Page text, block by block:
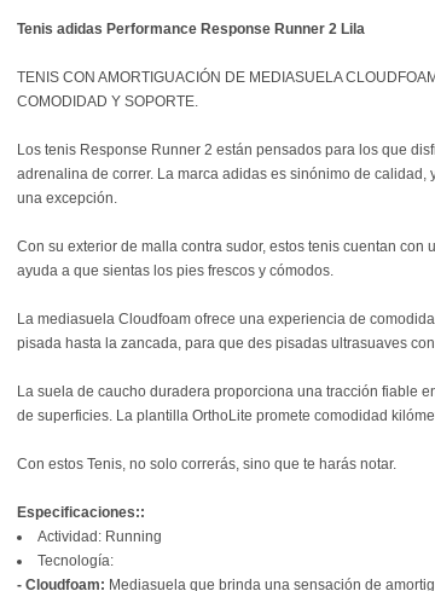
Tenis adidas Performance Response Runner 2 Lila
TENIS CON AMORTIGUACIÓN DE MEDIASUELA
COMODIDAD Y SOPORTE.
Los tenis Response Runner 2 están pensados para los que
adrenalina de correr. La marca adidas es sinónimo de calidad,
una excepción.
Con su exterior de malla contra sudor, estos tenis cuentan con
ayuda a que sientas los pies frescos y cómodos.
La mediasuela Cloudfoam ofrece una experiencia de
pisada hasta la zancada, para que des pisadas ultrasuaves
La suela de caucho duradera proporciona una tracción fiable
de superficies. La plantilla OrthoLite promete comodidad
Con estos Tenis, no solo correrás, sino que te harás notar.
Especificaciones::
Actividad: Running
Tecnología:
- Cloudfoam: Mediasuela que brinda una sensación de